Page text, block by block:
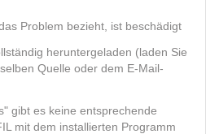
Problem bezieht, ist beschädigt
heruntergeladen (laden Sie
Quelle oder dem E-Mail-
gibt es keine entsprechende
mit dem installierten Programm